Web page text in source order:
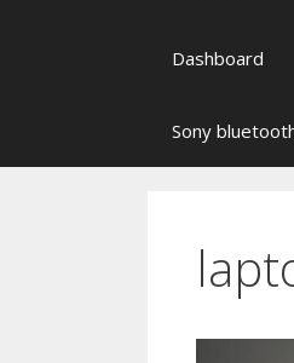
Dashboard
Sony